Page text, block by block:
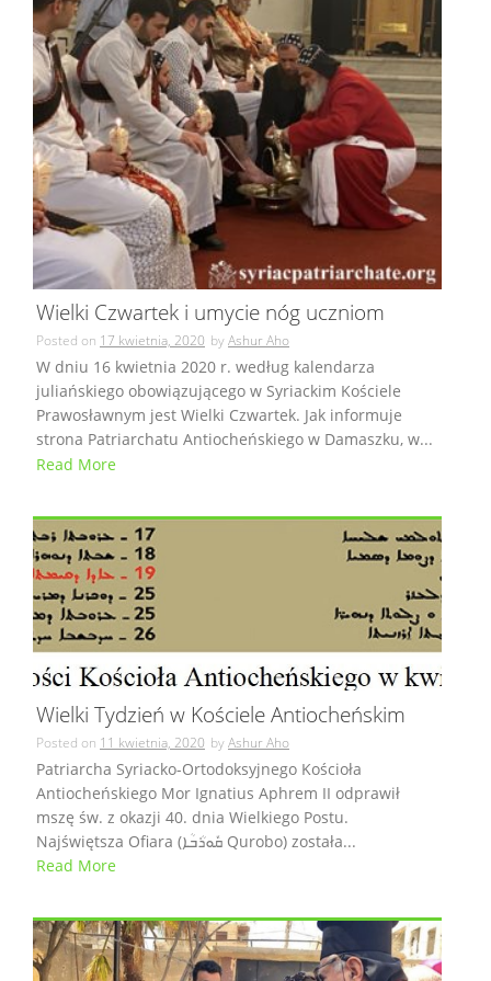
Wielki Czwartek i umycie nóg uczniom
Posted on 17 kwietnia, 2020 byAshur Aho
W dniu 16 kwietnia 2020 r. według kalendarza
juliańskiego obowiązującego w Syriackim Kościele
Prawosławnym jest Wielki Czwartek. Jak informuje
strona Patriarchatu Antiocheńskiego w Damaszku, w...
Read More
Wielki Tydzień w Kościele Antiocheńskim
Posted on 11 kwietnia, 2020 byAshur Aho
Patriarcha Syriacko-Ortodoksyjnego Kościoła
Antiocheńskiego Mor Ignatius Aphrem II odprawił
mszę św. z okazji 40. dnia Wielkiego Postu.
Najświętsza Ofiara (ܩܽܘܪܳܒܳܐ Qurobo) została...
Read More